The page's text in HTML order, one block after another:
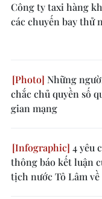
Công ty taxi hàng
các chuyến bay thử
Những
chắc chủ quyền số
gian mạng
4 yêu
thông báo kết luận
tịch nước Tô Lâm về